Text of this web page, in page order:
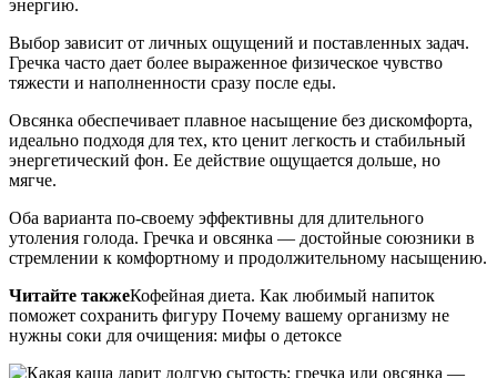
энергию.
Выбор зависит от личных ощущений и поставленных задач.
Гречка часто дает более выраженное физическое чувство
тяжести и наполненности сразу после еды.
Овсянка обеспечивает плавное насыщение без дискомфорта,
идеально подходя для тех, кто ценит легкость и стабильный
энергетический фон. Ее действие ощущается дольше, но
мягче.
Оба варианта по-своему эффективны для длительного
утоления голода. Гречка и овсянка — достойные союзники в
стремлении к комфортному и продолжительному насыщению.
Читайте такжеКофейная диета. Как любимый напиток
поможет сохранить фигуру Почему вашему организму не
нужны соки для очищения: мифы о детоксе